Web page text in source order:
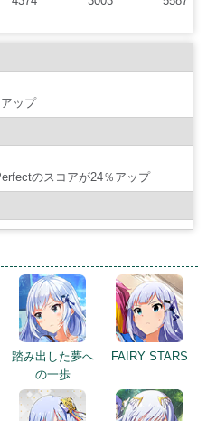
ップ
のスコアが24％アップ
踏み出した夢へ
の一歩
FAIRY STARS